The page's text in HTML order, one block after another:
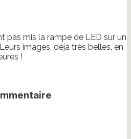
pas mis la rampe de LED sur un
images, déjà très belles, en
!